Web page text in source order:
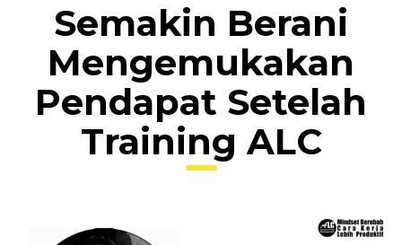
Semakin Berani
Mengemukakan
Pendapat Setelah
Training ALC